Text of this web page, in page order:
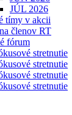
JÚL 2026
tímy v akcii
členov RT
fórum
stretnutie
stretnutie
stretnutie
stretnutie